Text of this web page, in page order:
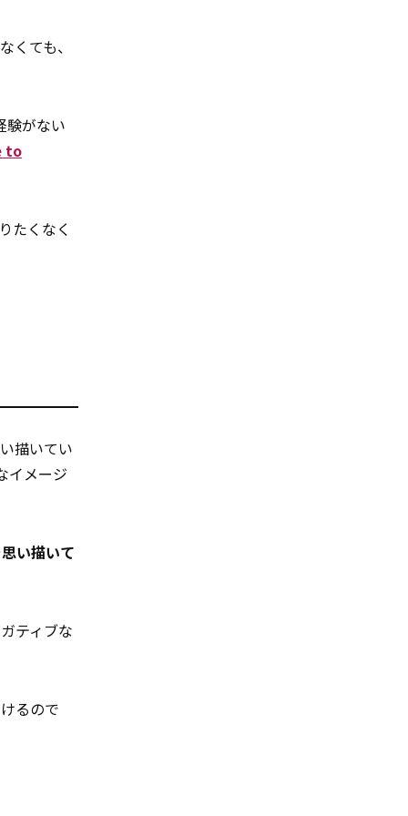
くても、
験がない
to
たくなく
描いてい
イメージ
い描いて
ティブな
るので